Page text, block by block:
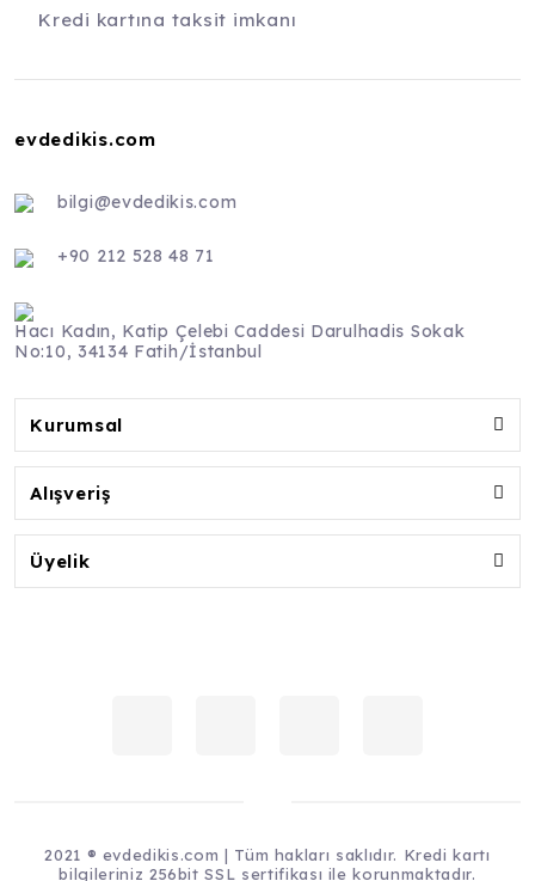
Kredi kartına taksit imkanı
evdedikis.com
bilgi@evdedikis.com
+90 212 528 48 71
Hacı Kadın, Katip Çelebi Caddesi Darulhadis Sokak
No:10, 34134 Fatih/İstanbul
Kurumsal
Alışveriş
Üyelik
2021 ® evdedikis.com | Tüm hakları saklıdır. Kredi kartı
bilgileriniz 256bit SSL sertifikası ile korunmaktadır.